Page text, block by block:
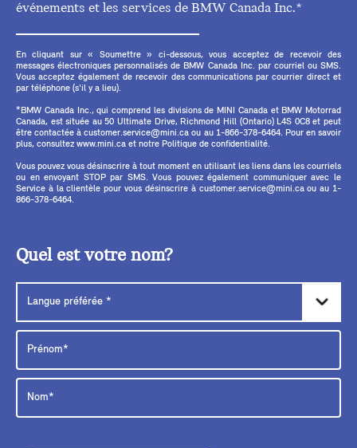
événements et les services de BMW Canada Inc.*
En cliquant sur « Soumettre » ci-dessous, vous acceptez de recevoir des
messages électroniques personnalisés de BMW Canada Inc. par courriel ou SMS.
Vous acceptez également de recevoir des communications par courrier direct et
par téléphone (s'il y a lieu).
*BMW Canada Inc., qui comprend les divisions de MINI Canada et BMW Motorrad
Canada, est située au 50 Ultimate Drive, Richmond Hill (Ontario) L4S 0C8 et peut
être contactée à customer.service@mini.ca ou au 1-866-378-6464. Pour en savoir
plus, consultez www.mini.ca et notre Politique de confidentialité.
Vous pouvez vous désinscrire à tout moment en utilisant les liens dans les courriels
ou en envoyant STOP par SMS. Vous pouvez également communiquer avec le
Service à la clientèle pour vous désinscrire à customer.service@mini.ca ou au 1-
866-378-6464.
Quel est votre nom?